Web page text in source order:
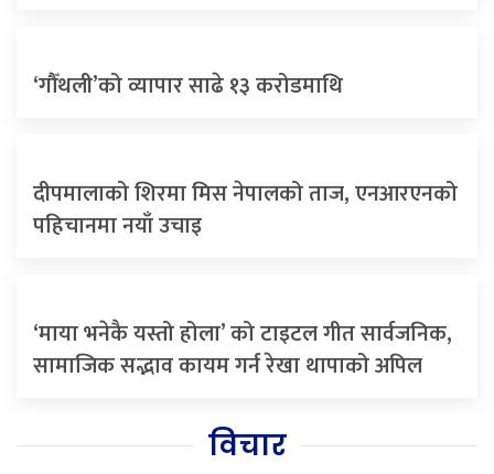
‘गौँथली’को व्यापार साढे १३ करोडमाथि
दीपमालाको शिरमा मिस नेपालको ताज, एनआरएनको
पहिचानमा नयाँ उचाइ
‘माया भनेकै यस्तो होला’ को टाइटल गीत सार्वजनिक,
सामाजिक सद्भाव कायम गर्न रेखा थापाको अपिल
विचार